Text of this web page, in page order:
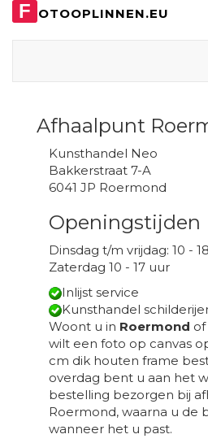
F OTOOPLINNEN.EU
Afhaalpunt
Kunsthandel Neo
Bakkerstraat 7-A
6041 JP Roermond
Openingstijden
Dinsdag t/m vrijdag: 10 -
Zaterdag 10 - 17 uur
Inlijst service
Kunsthandel
Woont u in Roermond
wilt een foto op canvas
cm dik houten frame
overdag bent u aan het
bestelling bezorgen bij
Roermond, waarna u de
wanneer het u past.